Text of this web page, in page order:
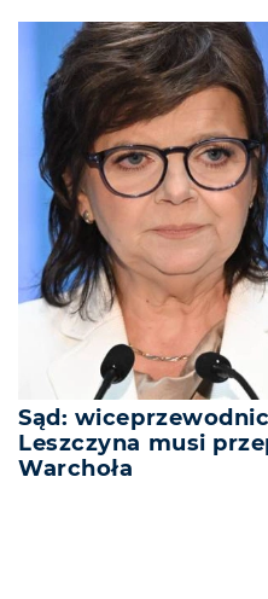
Sąd:
Leszczyna musi
Warchoła